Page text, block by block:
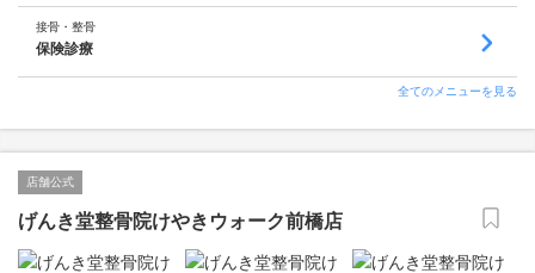
接骨・整骨
保険診療
全てのメニューを見る
店舗公式
げんき堂整骨院けやきウォーク前橋店